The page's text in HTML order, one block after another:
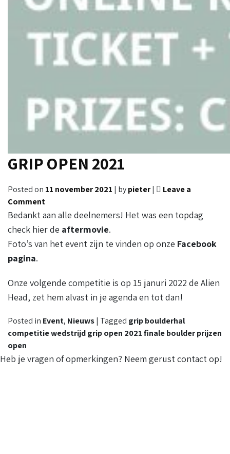
GRIP OPEN 2021
Posted on 11 november 2021 | bypieter|
Leave a
Comment
GRIP
OPEN
2021
Bedankt aan alle deelnemers! Het was een topdag
check hier de aftermovie.
Foto’s van het event zijn te vinden op onze Facebook
pagina.
Onze volgende competitie is op 15 januri 2022 de Alien
Head, zet hem alvast in je agenda en tot dan!
Posted in Event, Nieuws| Tagged grip boulderhal
competitie wedstrijd grip open 2021 finale boulder prijzen
open
Heb je vragen of opmerkingen? Neem gerust contact op!